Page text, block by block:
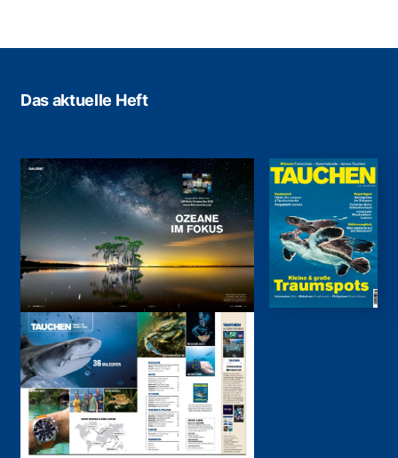
Das aktuelle Heft